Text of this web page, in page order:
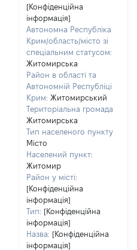
[Конфіденційна
інформація]
Автономна Республіка
Крим/область/місто зі
спеціальним статусом:
Житомирська
Район в області та
Автономній Республіці
Крим: Житомирський
Територіальна громада:
Житомирська
Тип населеного пункту:
Місто
Населений пункт:
Житомир
Район у місті:
[Конфіденційна
інформація]
Тип: [Конфіденційна
інформація]
Назва: [Конфіденційна
інформація]